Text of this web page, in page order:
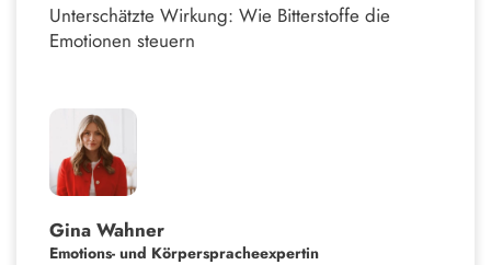
Unterschätzte Wirkung: Wie Bitterstoffe die
Emotionen steuern
Gina Wahner
Emotions- und Körperspracheexpertin